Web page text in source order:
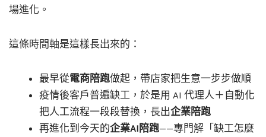
場進化。
這條時間軸是這樣長出來的：
最早從電商陪跑做起，帶店家把生意一步步做順
疫情後客戶普遍缺工，於是用 AI 代理人＋自動化
把人工流程一段段替換，長出企業陪跑
再進化到今天的企業AI陪跑——專門解「缺工怎麼